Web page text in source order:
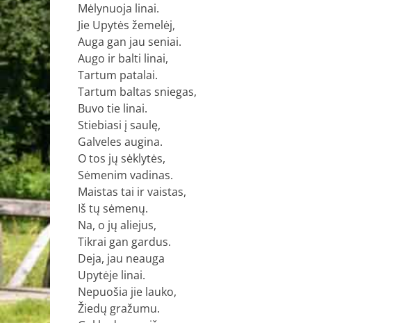
Mėlynuoja linai.
Jie Upytės žemelėj,
Auga gan jau seniai.
Augo ir balti linai,
Tartum patalai.
Tartum baltas sniegas,
Buvo tie linai.
Stiebiasi į saulę,
Galveles augina.
O tos jų sėklytės,
Sėmenim vadinas.
Maistas tai ir vaistas,
Iš tų sėmenų.
Na, o jų aliejus,
Tikrai gan gardus.
Deja, jau neauga
Upytėje linai.
Nepuošia jie lauko,
Žiedų gražumu.